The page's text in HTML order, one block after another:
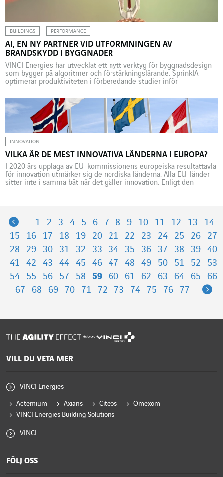
BUILDINGS PERFORMANCE
AI, EN NY PARTNER VID UTFORMNINGEN AV
BRANDSKYDD I BYGGNADER
VINCI Energies har utvecklat ett nytt verktyg för byggnadsdesign
som bygger på algoritmer och förstärkningslärande. SprinkIA
optimerar produktiviteten i förberedande studier inför
utlöses automatiskt i händelse av en plötslig temperaturökning i
en lokal är numera en vanlig syn. Man ser dem så fort man tittar
upp i taket […]
INNOVATION
VILKA ÄR DE MEST INNOVATIVA LÄNDERNA I EUROPA?
I 2020 års upplaga av EU-kommissionens europeiska resultattavla
för innovation utmärker sig de nordiska länderna. Alla EU-länder
sitter inte i samma båt när det gäller innovation. Enligt den
Previous
1 2 3 4 5 6 7 8 9 10 11 12 13
14
15
16 17 18 19 20 21 22 23 24 25 26
27
28
29 30 31 32 33 34 35 36 37 38 39
40
41
42 43 44 45 46 47 48 49 50 51 52
53
54
55 56 57 58 59 60 61 62 63 64 65
66
67
68 69 70 71 72 73 74 75 76 77
drivs av
VILL DU VETA MER
VINCI Energies
Actemium Axians Citeos
Omexom
VINCI Energies Building Solutions
VINCI
FÖLJ OSS